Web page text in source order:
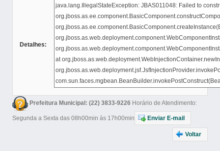
Detalhes:
Prefeitura Municipal: (22) 3833-9226 Horário de Atendimento:
Segunda a Sexta das 08h00min às 17h00min Enviar E-mail
Voltar